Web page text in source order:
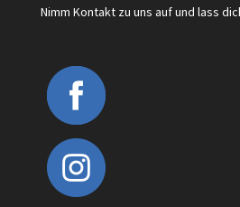
Nimm Kontakt zu uns auf und lass